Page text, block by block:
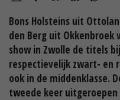
Bons Holsteins uit
den Berg uit Okkenbroek
show in Zwolle de titels
respectievelijk zwart- en
ook in de middenklasse.
tweede keer